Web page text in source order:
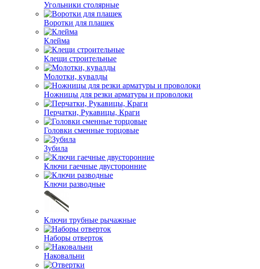
Угольники столярные
Воротки для плашек
Клейма
Клещи строительные
Молотки, кувалды
Ножницы для резки арматуры и проволоки
Перчатки, Рукавицы, Краги
Головки сменные торцовые
Зубила
Ключи гаечные двусторонние
Ключи разводные
Ключи трубные рычажные
Наборы отверток
Наковальни